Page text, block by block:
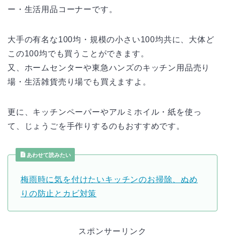
ー・生活用品コーナーです。
大手の有名な100均・規模の小さい100均共に、大体ど
この100均でも買うことができます。
又、ホームセンターや東急ハンズのキッチン用品売り
場・生活雑貨売り場でも買えますよ。
更に、キッチンペーパーやアルミホイル・紙を使っ
て、じょうごを手作りするのもおすすめです。
あわせて読みたい
梅雨時に気を付けたいキッチンのお掃除、ぬめ
りの防止とカビ対策
スポンサーリンク